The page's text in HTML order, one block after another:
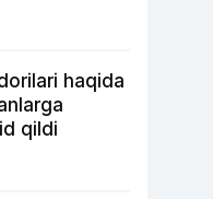
haqida
qildi